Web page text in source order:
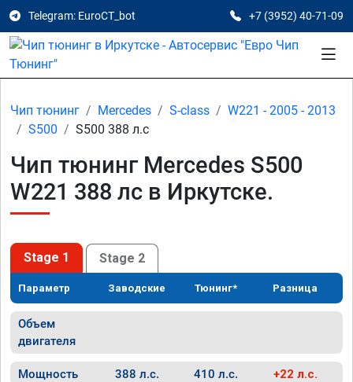
Telegram: EuroCT_bot +7 (3952) 40-71-09
Чип тюнинг Mercedes S-class
W221 - 2005 - 2013
S500
S500 388 л.с
Чип тюнинг Mercedes S500
W221 388 лс в Иркутске.
Stage 1 Stage 2
Параметр Заводские Тюнинг* Разница
Объем
двигателя
Мощность 388 л.с. 410 л.с. +22 л.с.